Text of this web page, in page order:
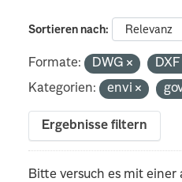
Sortieren nach
Formate: DWG
Kategorien:
envi
Ergebnisse filtern
Bitte versuch es mit einer